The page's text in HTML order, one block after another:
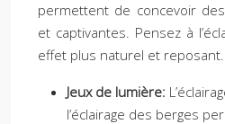
permettent de concevoir
et captivantes. Pensez à
effet plus naturel et reposant.
Jeux de lumière:
l’éclairage des berges